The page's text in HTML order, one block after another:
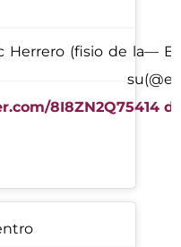
Herrero (fisio de la
su
8I8ZN2Q754
—
14